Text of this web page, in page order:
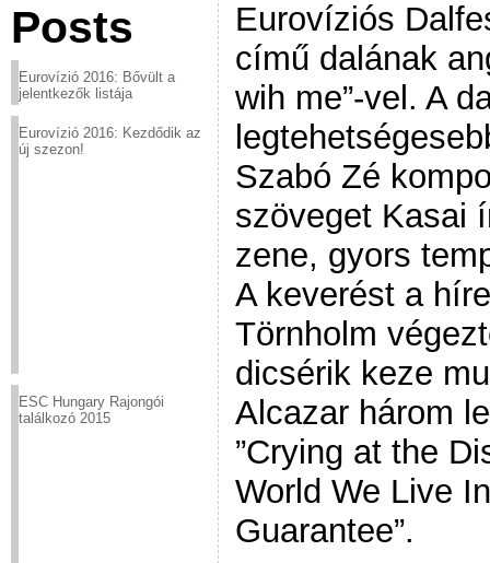
Posts
Eurovízió 2016: Bővült a
jelentkezők listája
Eurovízió 2016: Kezdődik az
új szezon!
ESC Hungary Rajongói
találkozó 2015
Eurovíziós
című dalának
wih me”-vel. A
Szabó Zé
szöveget Kasai
zene, gyors
A keverést a
Törnholm
dicsérik keze
Alcazar három
”Crying at the
World We Live
Guarantee”.